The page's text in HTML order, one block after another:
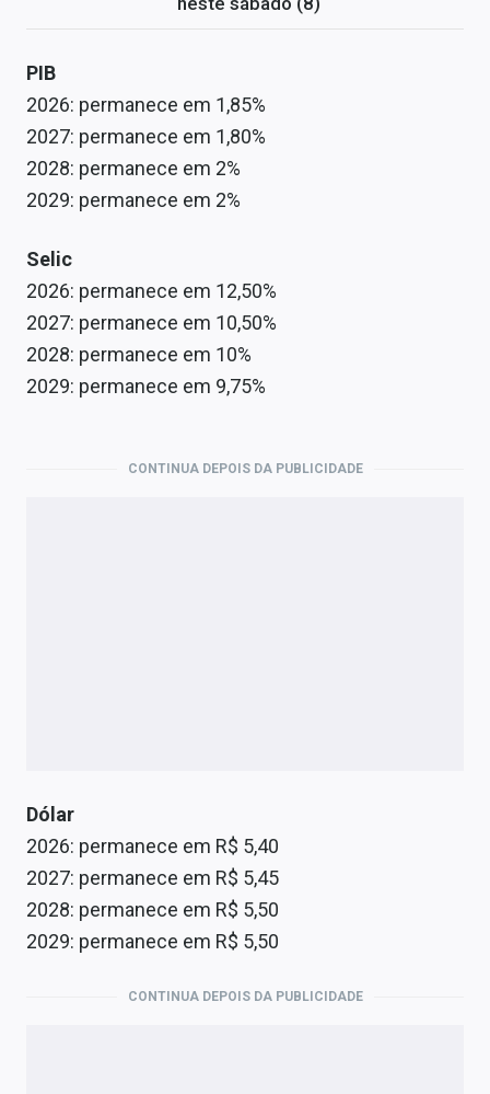
PIB
2026: permanece em 1,85%
2027: permanece em 1,80%
2028: permanece em 2%
2029: permanece em 2%
Selic
2026: permanece em 12,50%
2027: permanece em 10,50%
2028: permanece em 10%
2029: permanece em 9,75%
CONTINUA DEPOIS DA PUBLICIDADE
Dólar
2026: permanece em R$ 5,40
2027: permanece em R$ 5,45
2028: permanece em R$ 5,50
2029: permanece em R$ 5,50
CONTINUA DEPOIS DA PUBLICIDADE